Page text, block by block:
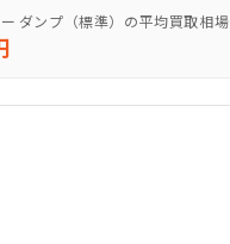
ダンプ（標準）の平均買取相場